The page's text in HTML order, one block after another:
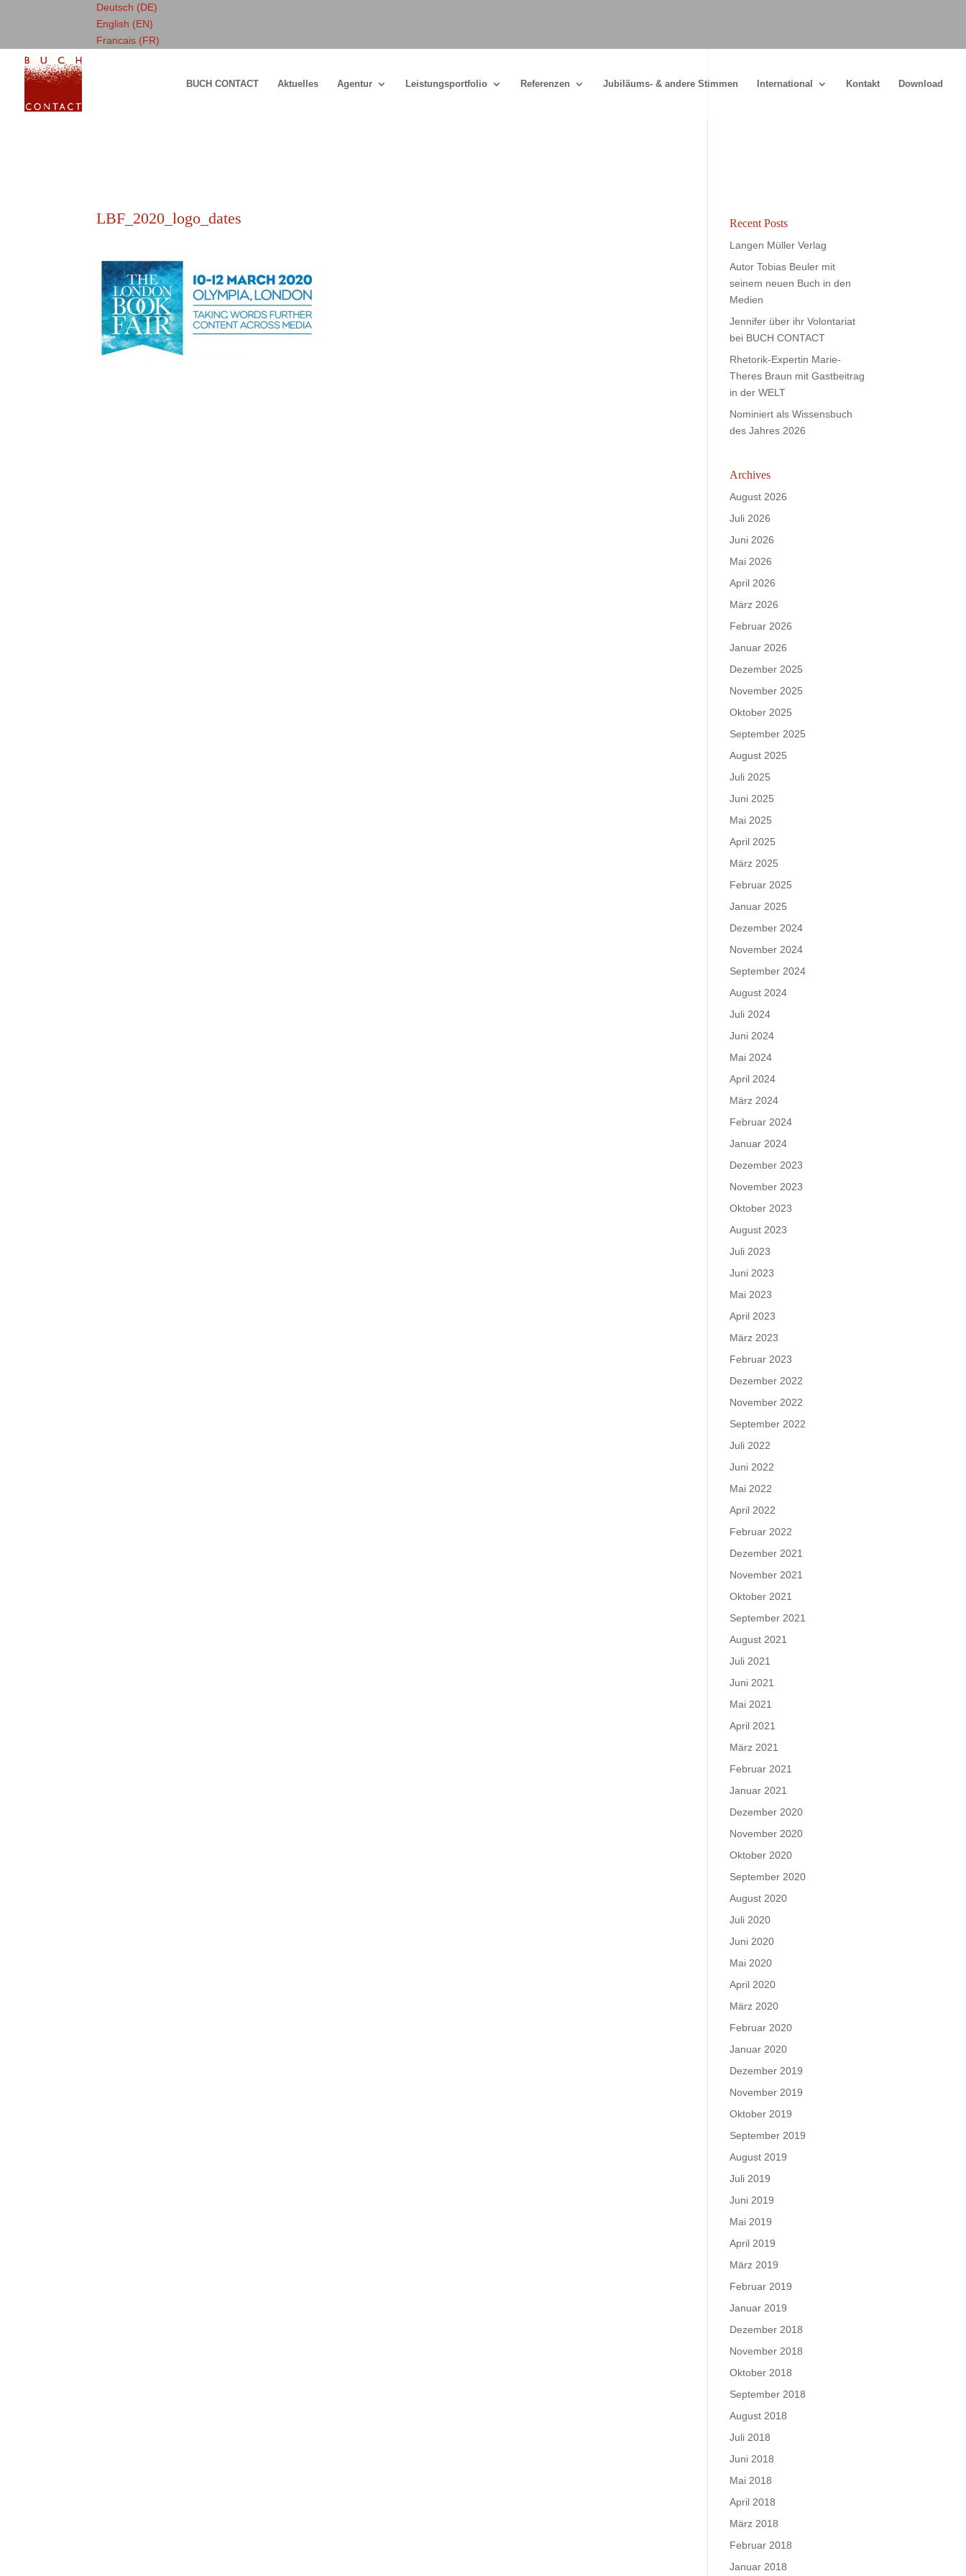
Deutsch (DE)
English (EN)
Francais (FR)
BUCH CONTACT Aktuelles Agentur Leistungsportfolio Referenzen Jubiläums- & andere Stimmen International Kontakt Download
LBF_2020_logo_dates Recent Posts
Langen Müller Verlag
Autor Tobias Beuler mit
seinem neuen Buch in den
Medien
Jennifer über ihr Volontariat
bei BUCH CONTACT
Rhetorik-Expertin Marie-
Theres Braun mit Gastbeitrag
in der WELT
Nominiert als Wissensbuch
des Jahres 2026
Archives
August 2026
Juli 2026
Juni 2026
Mai 2026
April 2026
März 2026
Februar 2026
Januar 2026
Dezember 2025
November 2025
Oktober 2025
September 2025
August 2025
Juli 2025
Juni 2025
Mai 2025
April 2025
März 2025
Februar 2025
Januar 2025
Dezember 2024
November 2024
September 2024
August 2024
Juli 2024
Juni 2024
Mai 2024
April 2024
März 2024
Februar 2024
Januar 2024
Dezember 2023
November 2023
Oktober 2023
August 2023
Juli 2023
Juni 2023
Mai 2023
April 2023
März 2023
Februar 2023
Dezember 2022
November 2022
September 2022
Juli 2022
Juni 2022
Mai 2022
April 2022
Februar 2022
Dezember 2021
November 2021
Oktober 2021
September 2021
August 2021
Juli 2021
Juni 2021
Mai 2021
April 2021
März 2021
Februar 2021
Januar 2021
Dezember 2020
November 2020
Oktober 2020
September 2020
August 2020
Juli 2020
Juni 2020
Mai 2020
April 2020
März 2020
Februar 2020
Januar 2020
Dezember 2019
November 2019
Oktober 2019
September 2019
August 2019
Juli 2019
Juni 2019
Mai 2019
April 2019
März 2019
Februar 2019
Januar 2019
Dezember 2018
November 2018
Oktober 2018
September 2018
August 2018
Juli 2018
Juni 2018
Mai 2018
April 2018
März 2018
Februar 2018
Januar 2018